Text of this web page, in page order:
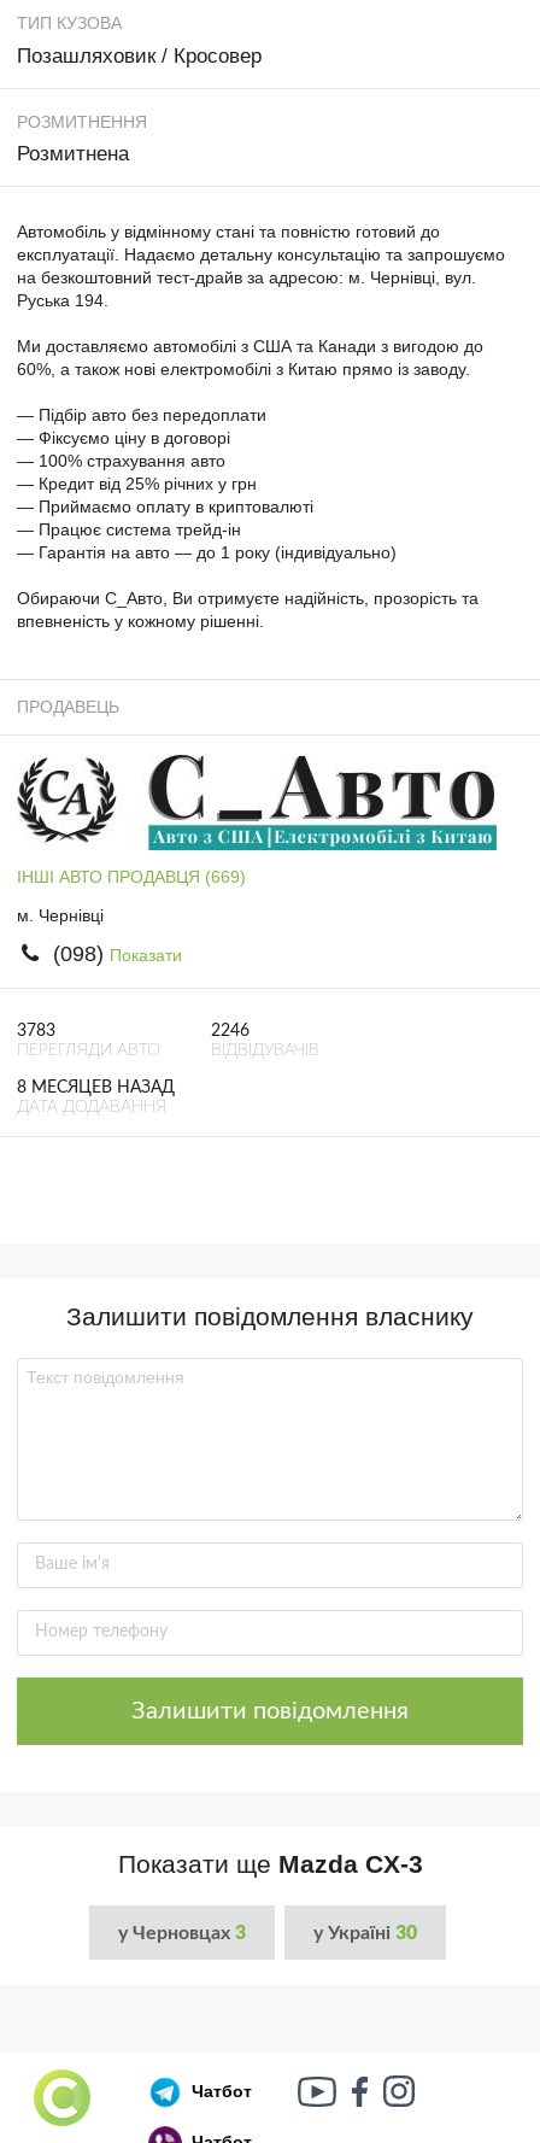
ТИП КУЗОВА
Позашляховик / Кросовер
РОЗМИТНЕННЯ
Розмитнена
Автомобіль у відмінному стані та повністю готовий до
експлуатації. Надаємо детальну консультацію та запрошуємо
на безкоштовний тест-драйв за адресою: м. Чернівці, вул.
Руська 194.
Ми доставляємо автомобілі з США та Канади з вигодою до
60%, а також нові електромобілі з Китаю прямо із заводу.
— Підбір авто без передоплати
— Фіксуємо ціну в договорі
— 100% страхування авто
— Кредит від 25% річних у грн
— Приймаємо оплату в криптовалюті
— Працює система трейд-ін
— Гарантія на авто — до 1 року (індивідуально)
Обираючи С_Авто, Ви отримуєте надійність, прозорість та
впевненість у кожному рішенні.
ПРОДАВЕЦЬ
ІНШІ АВТО ПРОДАВЦЯ (669)
м. Чернівці
(098) Показати
3783
ПЕРЕГЛЯДИ АВТО
2246
ВІДВІДУВАЧІВ
8 МЕСЯЦЕВ НАЗАД
ДАТА ДОДАВАННЯ
Залишити повідомлення власнику
Залишити повідомлення
Показати ще Mazda CX-3
у Черновцах 3 у Україні 30
Чатбот